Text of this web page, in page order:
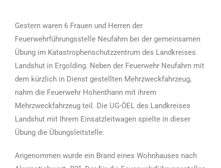
Gestern waren 6 Frauen und Herren der
Feuerwehrführungsstelle Neufahrn bei der gemeinsamen
Übung im Katastrophenschutzzentrum des Landkreises
Landshut in Ergolding. Neben der Feuerwehr Neufahrn mit
dem kürzlich in Dienst gestellten Mehrzweckfahrzeug,
nahm die Feuerwehr Hohenthann mit ihrem
Mehrzweckfahrzeug teil. Die UG-ÖEL des Landkreises
Landshut mit Ihrem Einsatzleitwagen spielte in dieser
Übung die Übungsleitstelle.
Angenommen wurde ein Brand eines Wohnhauses nach